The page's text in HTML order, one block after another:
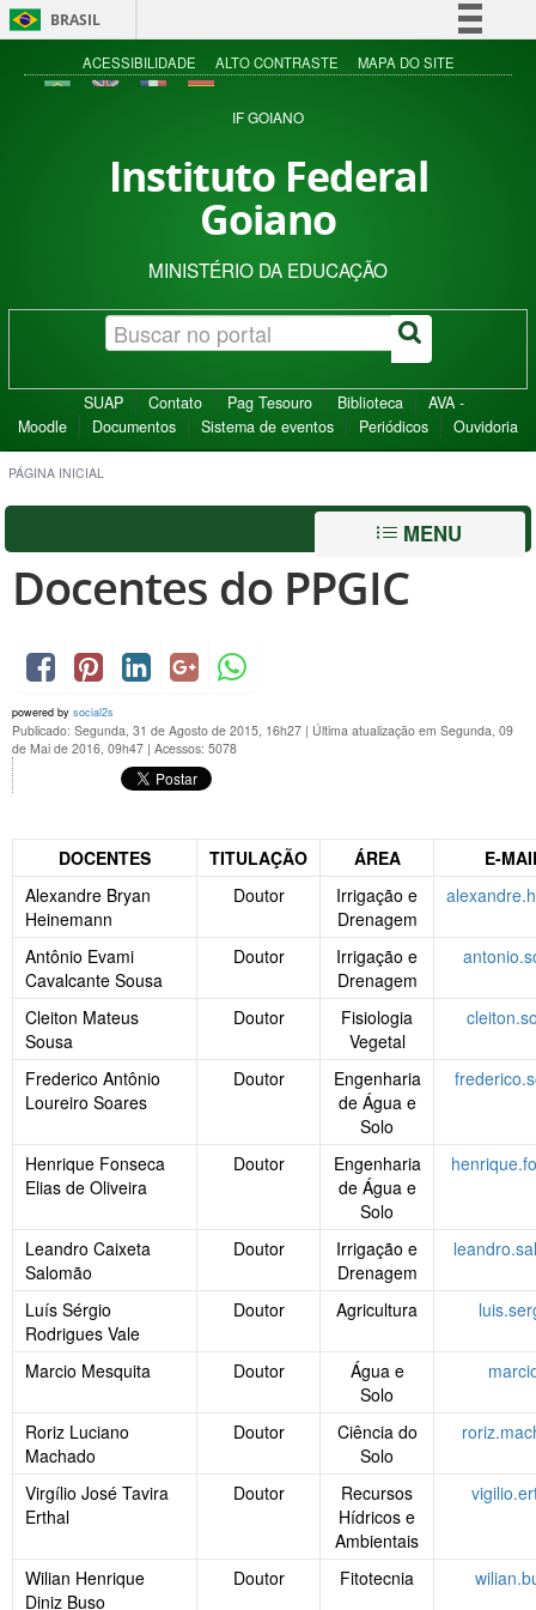
BRASIL
Simplifique!
Acesso à informação
ACESSIBILIDADE ALTO CONTRASTE MAPA DO SITE
IF GOIANO
Instituto Federal
Goiano
MINISTÉRIO DA EDUCAÇÃO
SUAP Contato Pag Tesouro Biblioteca
AVA -
Moodle
Documentos Sistema de eventos Periódicos Ouvidoria
PÁGINA INICIAL
MENU
Docentes do PPGIC
powered by social2s
Publicado: Segunda, 31 de Agosto de 2015, 16h27 | Última atualização em Segunda, 09
de Mai de 2016, 09h47 | Acessos: 5078
DOCENTES TITULAÇÃO ÁREA
E-
Alexandre Bryan
Heinemann
Doutor
Irrigação e
Drenagem
Antônio Evami
Cavalcante Sousa
Doutor
Irrigação e
Drenagem
Cleiton Mateus
Sousa
Doutor
Fisiologia
Vegetal
Frederico Antônio
Loureiro Soares
Doutor
Engenharia
de Água e
Solo
Henrique Fonseca
Elias de Oliveira
Doutor
Engenharia
de Água e
Solo
Leandro Caixeta
Salomão
Doutor
Irrigação e
Drenagem
Luís Sérgio
Rodrigues Vale
Doutor Agricultura
Marcio Mesquita Doutor
Água e
Solo
Roriz Luciano
Machado
Doutor
Ciência do
Solo
Virgílio José Tavira
Erthal
Doutor
Recursos
Hídricos e
Ambientais
Wilian Henrique
Diniz Buso
Doutor Fitotecnia